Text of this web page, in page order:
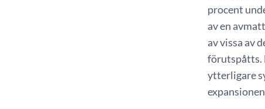
procent
av en
av vissa av
förutspåtts.
ytterligare